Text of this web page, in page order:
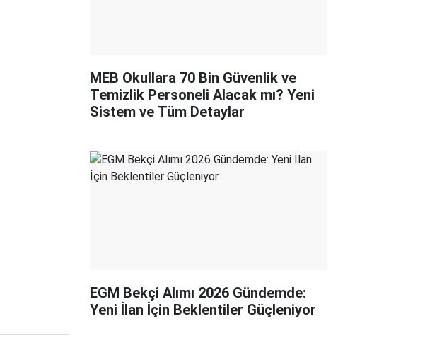
MEB Okullara 70 Bin Güvenlik ve
Temizlik Personeli Alacak mı? Yeni
Sistem ve Tüm Detaylar
EGM Bekçi Alımı 2026 Gündemde:
Yeni İlan İçin Beklentiler Güçleniyor